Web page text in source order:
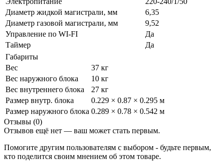
Диаметр жидкой магистрали, мм
6,35
Диаметр газовой магистрали, мм
9,52
Управление по WI-FI
Да
Таймер
Да
Габариты
Вес
37 кг
Вес наружного блока
10 кг
Вес внутреннего блока
27 кг
Размер внутр. блока
0.229 × 0.87 × 0.295 м
Размер наружного блока 0.289 × 0.78 × 0.542 м
Отзывы (0)
Отзывов ещё нет — ваш может стать первым.
Помогите другим пользователям с выбором - будьте первым,
кто поделится своим мнением об этом товаре.